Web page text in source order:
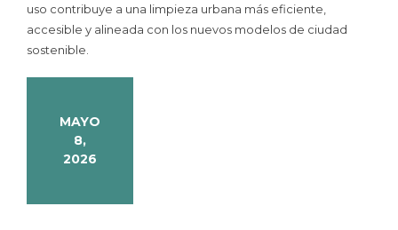
uso contribuye a una limpieza urbana más eficiente,
accesible y alineada con los nuevos modelos de ciudad
sostenible.
MAYO
8,
2026